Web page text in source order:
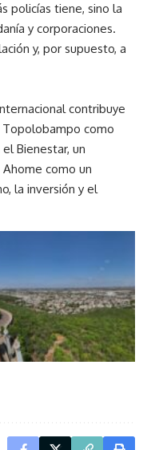
policías tiene, sino la
y corporaciones.
y, por supuesto, a
contribuye
como
Bienestar, un
como un
la inversión y el